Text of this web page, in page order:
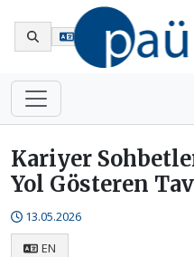
Kariyer
Yol Gösteren
13.05.2026
EN